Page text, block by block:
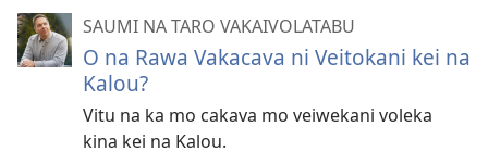
SAUMI NA TARO VAKAIVOLATABU
O na Rawa Vakacava ni Veitokani kei na
Kalou?
Vitu na ka mo cakava mo veiwekani voleka
kina kei na Kalou.